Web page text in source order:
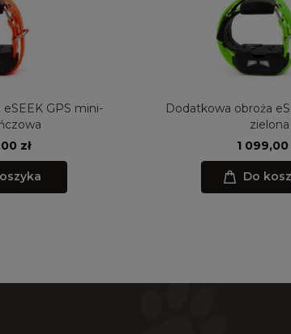
GPS mini-
zł
Dodatkowa obroża
zielona
1 099,00
Do